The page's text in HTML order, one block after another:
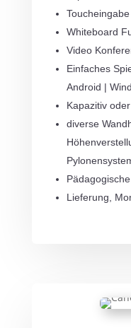
Whiteboard
Video
Einfaches
Android |
Kapazitiv
diverse
Lieferung,